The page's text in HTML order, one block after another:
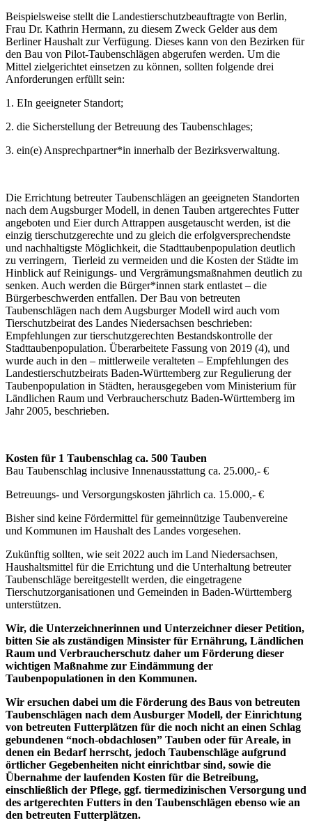
Beispielsweise stellt die Landestierschutzbeauftragte von Berlin,
Frau Dr. Kathrin Hermann, zu diesem Zweck Gelder aus dem
Berliner Haushalt zur Verfügung. Dieses kann von den Bezirken für
den Bau von Pilot-Taubenschlägen abgerufen werden. Um die
Mittel zielgerichtet einsetzen zu können, sollten folgende drei
Anforderungen erfüllt sein:
1. EIn geeigneter Standort;
2. die Sicherstellung der Betreuung des Taubenschlages;
3. ein(e) Ansprechpartner*in innerhalb der Bezirksverwaltung.
Die Errichtung betreuter Taubenschlägen an geeigneten Standorten
nach dem Augsburger Modell, in denen Tauben artgerechtes Futter
angeboten und Eier durch Attrappen ausgetauscht werden, ist die
einzig tierschutzgerechte und zu gleich die erfolgversprechendste
und nachhaltigste Möglichkeit, die Stadttaubenpopulation deutlich
zu verringern, Tierleid zu vermeiden und die Kosten der Städte im
Hinblick auf Reinigungs- und Vergrämungsmaßnahmen deutlich zu
senken. Auch werden die Bürger*innen stark entlastet – die
Bürgerbeschwerden entfallen. Der Bau von betreuten
Taubenschlägen nach dem Augsburger Modell wird auch vom
Tierschutzbeirat des Landes Niedersachsen beschrieben:
Empfehlungen zur tierschutzgerechten Bestandskontrolle der
Stadttaubenpopulation. Überarbeitete Fassung von 2019 (4), und
wurde auch in den – mittlerweile veralteten – Empfehlungen des
Landestierschutzbeirats Baden-Württemberg zur Regulierung der
Taubenpopulation in Städten, herausgegeben vom Ministerium für
Ländlichen Raum und Verbraucherschutz Baden-Württemberg im
Jahr 2005, beschrieben.
Kosten für 1 Taubenschlag ca. 500 Tauben
Bau Taubenschlag inclusive Innenausstattung ca. 25.000,- €
Betreuungs- und Versorgungskosten jährlich ca. 15.000,- €
Bisher sind keine Fördermittel für gemeinnützige Taubenvereine
und Kommunen im Haushalt des Landes vorgesehen.
Zukünftig sollten, wie seit 2022 auch im Land Niedersachsen,
Haushaltsmittel für die Errichtung und die Unterhaltung betreuter
Taubenschläge bereitgestellt werden, die eingetragene
Tierschutzorganisationen und Gemeinden in Baden-Württemberg
unterstützen.
Wir, die Unterzeichnerinnen und Unterzeichner dieser Petition,
bitten Sie als zuständigen Minsister für Ernährung, Ländlichen
Raum und Verbraucherschutz daher um Förderung dieser
wichtigen Maßnahme zur Eindämmung der
Taubenpopulationen in den Kommunen.
Wir ersuchen dabei um die Förderung des Baus von betreuten
Taubenschlägen nach dem Ausburger Modell, der Einrichtung
von betreuten Futterplätzen für die noch nicht an einen Schlag
gebundenen “noch-obdachlosen” Tauben oder für Areale, in
denen ein Bedarf herrscht, jedoch Taubenschläge aufgrund
örtlicher Gegebenheiten nicht einrichtbar sind, sowie die
Übernahme der laufenden Kosten für die Betreibung,
einschließlich der Pflege, ggf. tiermedizinischen Versorgung und
des artgerechten Futters in den Taubenschlägen ebenso wie an
den betreuten Futterplätzen.